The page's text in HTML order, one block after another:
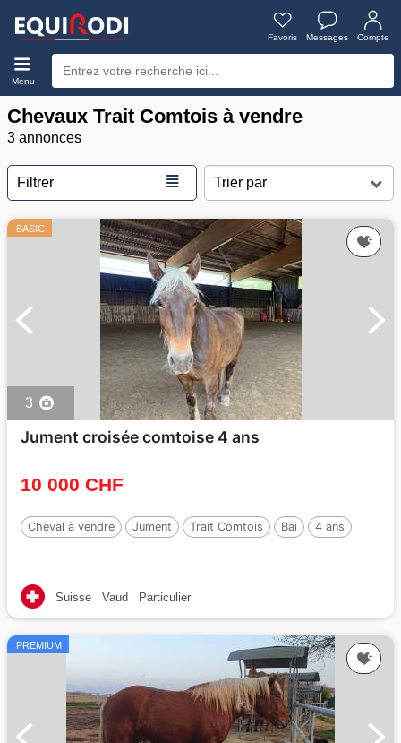
Favoris Messages Compte
Menu
Chevaux Trait Comtois à vendre
3 annonces
Filtrer ≣
BASIC
3
Jument croisée comtoise 4 ans
10 000 CHF
Cheval à vendre Jument Trait Comtois Bai 4 ans
Suisse Vaud Particulier
PREMIUM